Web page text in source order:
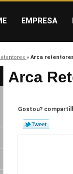
EMPRESA
» Arca
Arca
Gostou?